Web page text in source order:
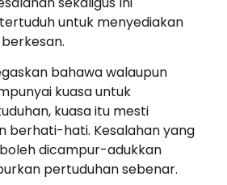
untuk menyediakan
bahawa walaupun
kuasa untuk
kuasa itu mesti
berhati-hati. Kesalahan yang
dicampur-adukkan
pertuduhan sebenar.